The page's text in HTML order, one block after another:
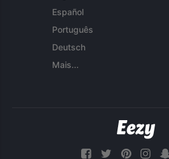
Español
Português
Deutsch
Mais...